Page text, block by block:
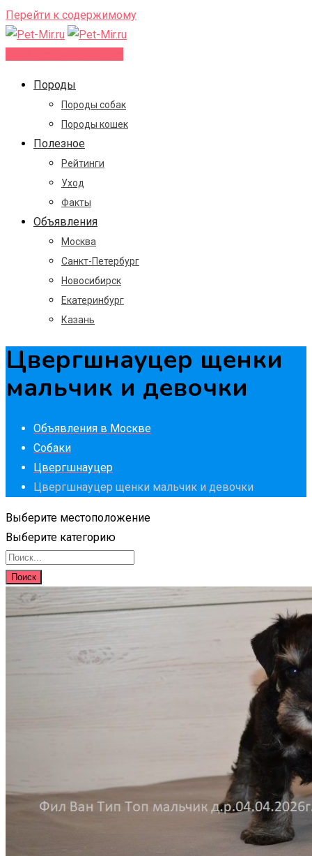
Перейти к содержимому
Породы
Породы собак
Породы кошек
Полезное
Рейтинги
Уход
Факты
Объявления
Москва
Санкт-Петербург
Новосибирск
Екатеринбург
Казань
Цвергшнауцер щенки
мальчик и девочки
Объявления в Москве
Собаки
Цвергшнауцер
Цвергшнауцер щенки мальчик и девочки
Выберите местоположение
Выберите категорию
Поиск